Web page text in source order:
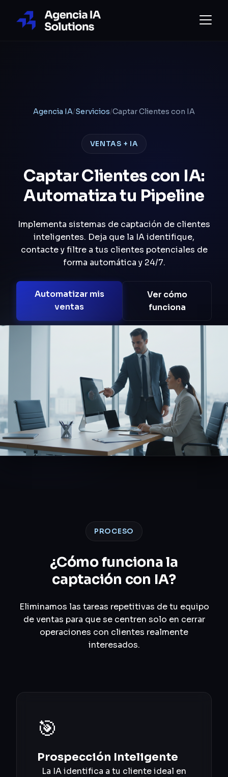
Agencia IA/Servicios/Captar Clientes con IA
VENTAS + IA
Captar Clientes con IA:
Automatiza tu Pipeline
Implementa sistemas de captación de clientes
inteligentes. Deja que la IA identifique,
contacte y filtre a tus clientes potenciales de
forma automática y 24/7.
Automatizar mis
ventas
Ver cómo
funciona
PROCESO
¿Cómo funciona la
captación con IA?
Eliminamos las tareas repetitivas de tu equipo
de ventas para que se centren solo en cerrar
operaciones con clientes realmente
interesados.
🎯
Prospección Inteligente
La IA identifica a tu cliente ideal en